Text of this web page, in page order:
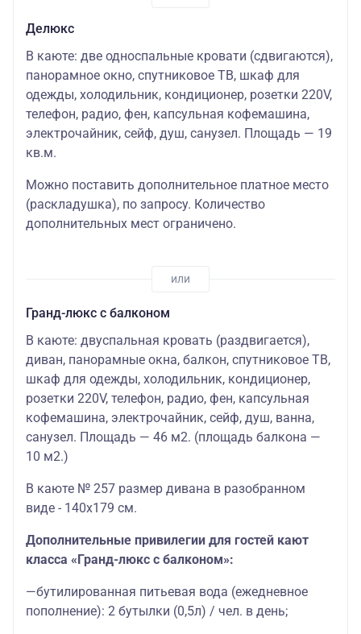
Делюкс
В каюте: две односпальные кровати (сдвигаются),
панорамное окно, спутниковое ТВ, шкаф для
одежды, холодильник, кондиционер, розетки 220V,
телефон, радио, фен, капсульная кофемашина,
электрочайник, сейф, душ, санузел. Площадь — 19
кв.м.
Можно поставить дополнительное платное место
(раскладушка), по запросу. Количество
дополнительных мест ограничено.
Гранд-люкс с балконом
В каюте: двуспальная кровать (раздвигается),
диван, панорамные окна, балкон, спутниковое ТВ,
шкаф для одежды, холодильник, кондиционер,
розетки 220V, телефон, радио, фен, капсульная
кофемашина, электрочайник, cейф, душ, ванна,
санузел. Площадь — 46 м2. (площадь балкона —
10 м2.)
В каюте № 257 размер дивана в разобранном
виде - 140х179 см.
Дополнительные привилегии для гостей кают
класса «Гранд-люкс с балконом»:
—бутилированная питьевая вода (ежедневное
пополнение): 2 бутылки (0,5л) / чел. в день;